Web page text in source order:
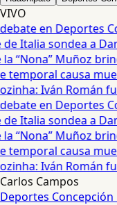
VIVO
en Deportes
Italia sondea a
Muñoz
causa
Iván Román
en Deportes
Italia sondea a
Muñoz
causa
Iván Román
Carlos Campos
Deportes Concepción